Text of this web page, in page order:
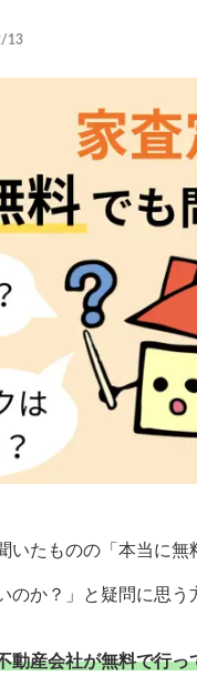
13
いたものの「本当に
のか？」と疑問に思う
動産会社が無料で行っ